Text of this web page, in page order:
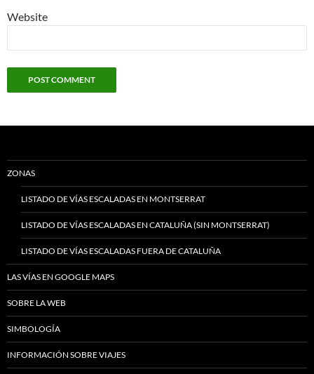
Website
ZONAS
LISTADO DE VÍAS ESCALADAS EN MONTSERRAT
LISTADO DE VÍAS ESCALADAS EN CATALUÑA (SIN MONTSERRAT)
LISTADO DE VÍAS ESCALADAS FUERA DE CATALUÑA
LAS VÍAS EN GOOGLE MAPS
SOBRE LA WEB
SIMBOLOGÍA
INFORMACIÓN SOBRE VIAJES